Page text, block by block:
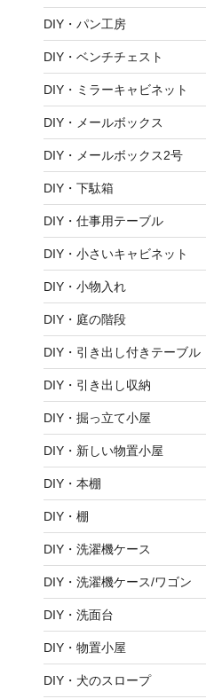
DIY・パン工房
DIY・ベンチチェスト
DIY・ミラーキャビネット
DIY・メールボックス
DIY・メールボックス2号
DIY・下駄箱
DIY・仕事用テーブル
DIY・小さいキャビネット
DIY・小物入れ
DIY・庭の階段
DIY・引き出し付きテーブル
DIY・引き出し収納
DIY・掘っ立て小屋
DIY・新しい物置小屋
DIY・本棚
DIY・棚
DIY・洗濯機ケース
DIY・洗濯機ケース/ワゴン
DIY・洗面台
DIY・物置小屋
DIY・犬のスロープ